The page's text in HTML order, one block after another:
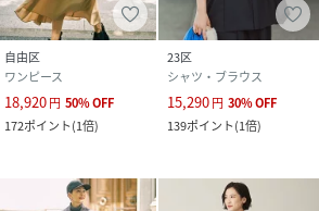
自由区
ワンピース
18,920円 50%OFF
172ポイント(1倍)
23区
シャツ・ブラウス
15,290円 30%OFF
139ポイント(1倍)